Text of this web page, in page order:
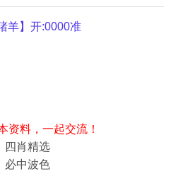
羊】开:0000准
资料，一起交流！
四肖精选
必中波色